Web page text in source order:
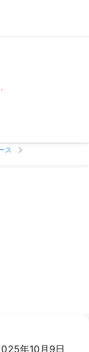
ス
年10月9日